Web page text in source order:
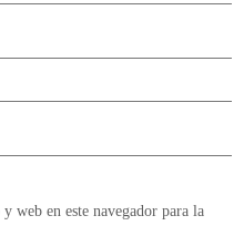
web en este navegador para la